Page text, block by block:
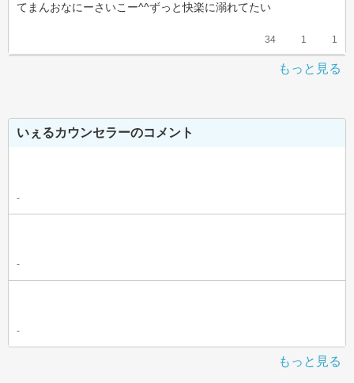
てまんおなにーさいこー^^ずっと快楽に溺れてたい
34 1 1
もっと見る
いぇるカウンセラーのコメント
-
-
-
もっと見る